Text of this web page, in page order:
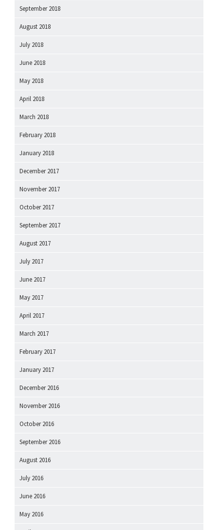
September 2018
August 2018
July 2018
June 2018
May 2018
April 2018
March 2018
February 2018
January 2018
December 2017
November 2017
October 2017
September 2017
August 2017
July 2017
June 2017
May 2017
April 2017
March 2017
February 2017
January 2017
December 2016
November 2016
October 2016
September 2016
August 2016
July 2016
June 2016
May 2016